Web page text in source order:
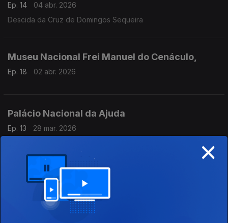
Ep. 14
04 abr. 2026
Descida da Cruz de Domingos Sequeira
Museu Nacional Frei Manuel do Cenáculo,
Ep. 18 02 abr. 2026
Palácio Nacional da Ajuda
Ep. 13
28 mar. 2026
Museu Nacional Soares dos Reis,
21 mar. 2026
L'Echo (O Eco), escultura de Maria da Glória Ribeiro (1915)
×